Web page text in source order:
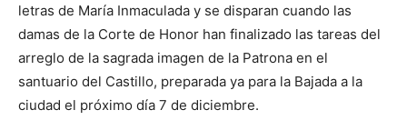
letras de María Inmaculada y se disparan cuando las
damas de la Corte de Honor han finalizado las tareas del
arreglo de la sagrada imagen de la Patrona en el
santuario del Castillo, preparada ya para la Bajada a la
ciudad el próximo día 7 de diciembre.